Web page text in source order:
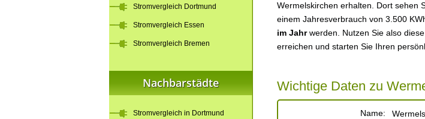
Wermelskirchen erhalten. Dort sehen
einem Jahresverbrauch von 3.500
im Jahrwerden. Nutzen Sie also
erreichen und starten Sie Ihren
Wichtige Daten zu
Name:
Stromvergleich Dortmund
Stromvergleich Essen
Stromvergleich Bremen
Nachbarstädte
Stromvergleich in Dortmund